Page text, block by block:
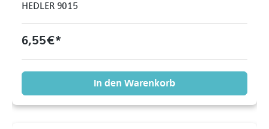
HEDLER 9015
6,55 €*
In den Warenkorb